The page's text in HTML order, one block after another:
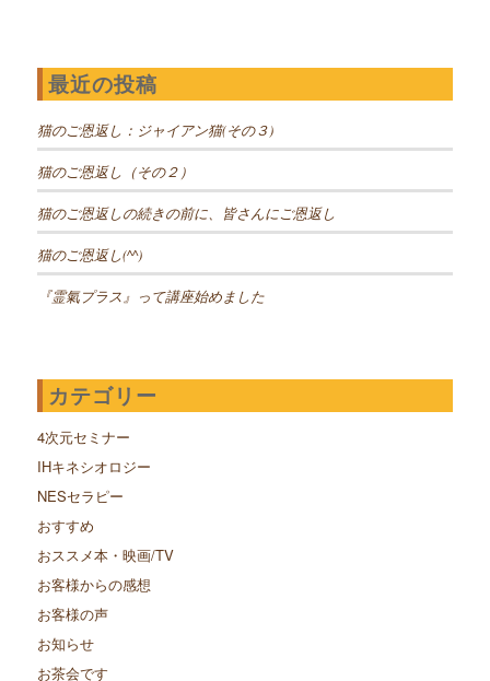
最近の投稿
猫のご恩返し：ジャイアン猫(その３)
猫のご恩返し（その２）
猫のご恩返しの続きの前に、皆さんにご恩返し
猫のご恩返し(^^)
『霊氣プラス』って講座始めました
カテゴリー
4次元セミナー
IHキネシオロジー
NESセラピー
おすすめ
おススメ本・映画/TV
お客様からの感想
お客様の声
お知らせ
お茶会です